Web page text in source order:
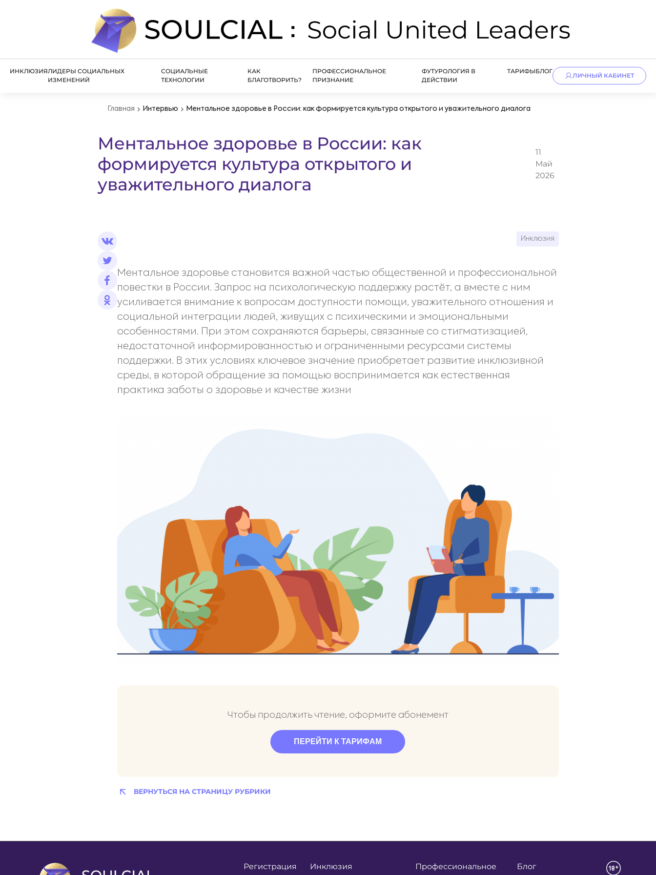
ИНКЛЮЗИЯЛИДЕРЫ СОЦИАЛЬНЫХ
ИЗМЕНЕНИЙ
СОЦИАЛЬНЫЕ
ТЕХНОЛОГИИ
КАК
БЛАГОТВОРИТЬ?
ПРОФЕССИОНАЛЬНОЕ
ПРИЗНАНИЕ
ФУТУРОЛОГИЯ В
ДЕЙСТВИИ
ТАРИФЫБЛОГ
ЛИЧНЫЙ КАБИНЕТ
Главная Интервью Ментальное здоровье в России: как формируется культура открытого и уважительного диалога
Ментальное здоровье в России: как
формируется культура открытого и
уважительного диалога
11
Май
2026
Инклюзия
Ментальное здоровье становится важной частью общественной и профессиональной
повестки в России. Запрос на психологическую поддержку растёт, а вместе с ним
усиливается внимание к вопросам доступности помощи, уважительного отношения и
социальной интеграции людей, живущих с психическими и эмоциональными
особенностями. При этом сохраняются барьеры, связанные со стигматизацией,
недостаточной информированностью и ограниченными ресурсами системы
поддержки. В этих условиях ключевое значение приобретает развитие инклюзивной
среды, в которой обращение за помощью воспринимается как естественная
практика заботы о здоровье и качестве жизни
Чтобы продолжить чтение, оформите абонемент
ПЕРЕЙТИ К ТАРИФАМ
ВЕРНУТЬСЯ НА СТРАНИЦУ РУБРИКИ
Регистрация
Инклюзия
Профессиональное
Блог